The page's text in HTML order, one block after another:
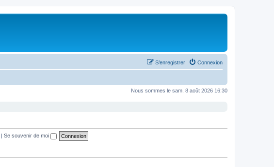
Connexion
S’enregistrer
Nous sommes le sam. 8 août 2026 16:30
| Se souvenir de moi